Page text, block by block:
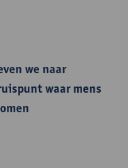
we naar
waar mens